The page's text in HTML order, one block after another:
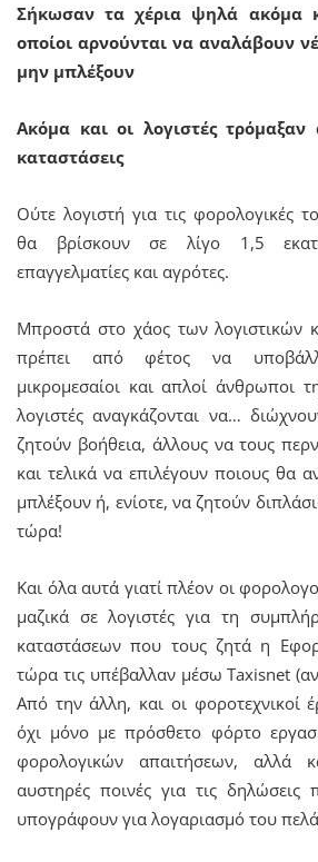
Σήκωσαν τα χέρια ψηλά ακόμα
οποίοι αρνούνται να αναλάβουν
μην μπλέξουν
Aκόμα και οι λογιστές τρόμαξαν
καταστάσεις
Ούτε λογιστή για τις φορολογικές
θα βρίσκουν σε λίγο 1,5
επαγγελματίες και αγρότες.
Μπροστά στο χάος των λογιστικών
πρέπει από φέτος να
μικρομεσαίοι και απλοί άνθρωποι
λογιστές αναγκάζονται να…
ζητούν βοήθεια, άλλους να τους
και τελικά να επιλέγουν ποιους θα
μπλέξουν ή, ενίοτε, να ζητούν
τώρα!
Και όλα αυτά γιατί πλέον οι
μαζικά σε λογιστές για τη
καταστάσεων που τους ζητά η
τώρα τις υπέβαλλαν μέσω Taxisnet
Από την άλλη, και οι φοροτεχνικοί
όχι μόνο με πρόσθετο φόρτο
φορολογικών απαιτήσεων, αλλά
αυστηρές ποινές για τις δηλώσεις
υπογράφουν για λογαριασμό του